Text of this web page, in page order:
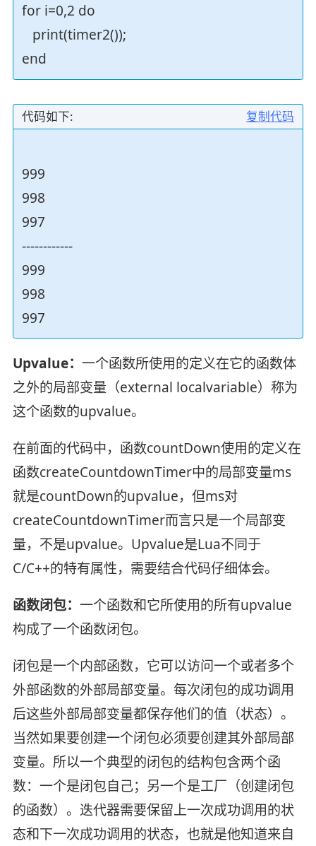
for i=0,2 do
print(timer2());
end
复制代码
代码如下:
999
998
997
------------
999
998
997
Upvalue： 一个函数所使用的定义在它的函数体
之外的局部变量（external localvariable）称为
这个函数的upvalue。
在前面的代码中，函数countDown使用的定义在
函数createCountdownTimer中的局部变量ms
就是countDown的upvalue，但ms对
createCountdownTimer而言只是一个局部变
量，不是upvalue。Upvalue是Lua不同于
C/C++的特有属性，需要结合代码仔细体会。
函数闭包： 一个函数和它所使用的所有upvalue
构成了一个函数闭包。
闭包是一个内部函数，它可以访问一个或者多个
外部函数的外部局部变量。每次闭包的成功调用
后这些外部局部变量都保存他们的值（状态）。
当然如果要创建一个闭包必须要创建其外部局部
变量。所以一个典型的闭包的结构包含两个函
数：一个是闭包自己；另一个是工厂（创建闭包
的函数）。迭代器需要保留上一次成功调用的状
态和下一次成功调用的状态，也就是他知道来自